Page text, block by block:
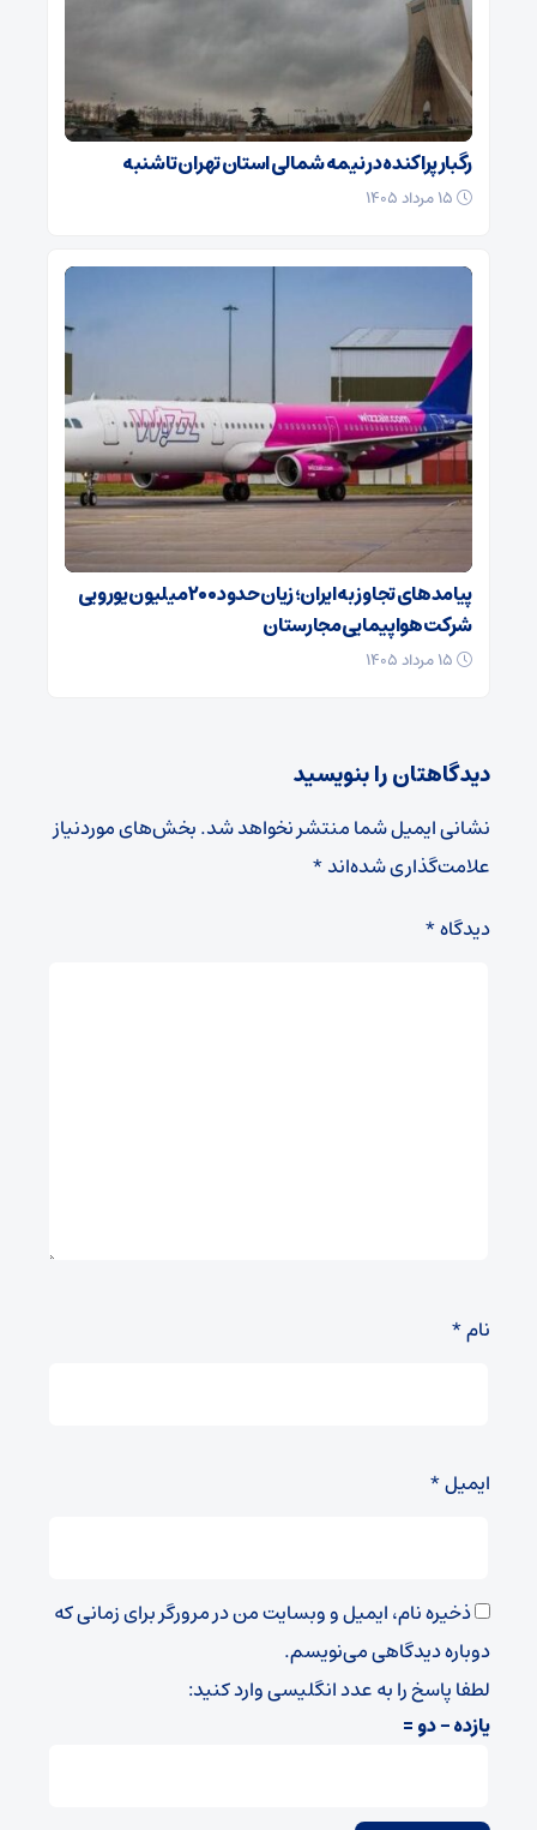
رگبار پراکنده در نیمه شمالی استان تهران تا شنبه
پیامدهای تجاوز به ایران؛ زیان حدود ۲۰۰ میلیون یورویی
شرکت هواپیمایی مجارستان
دیدگاهتان را بنویسید
نشانی ایمیل شما منتشر نخواهد شد.بخش‌های موردنیاز
علامت‌گذاری شده‌اند*
دیدگاه*
نام*
ایمیل*
ذخیره نام، ایمیل و وبسایت من در مرورگر برای زمانی که
دوباره دیدگاهی می‌نویسم.
لطفا پاسخ را به عدد انگلیسی وارد کنید:
یازده − دو =